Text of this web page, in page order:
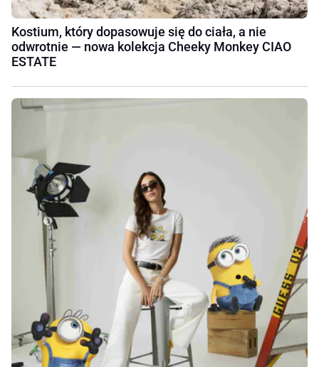
Kostium, który dopasowuje się do ciała, a nie
odwrotnie — nowa kolekcja Cheeky Monkey CIAO
ESTATE